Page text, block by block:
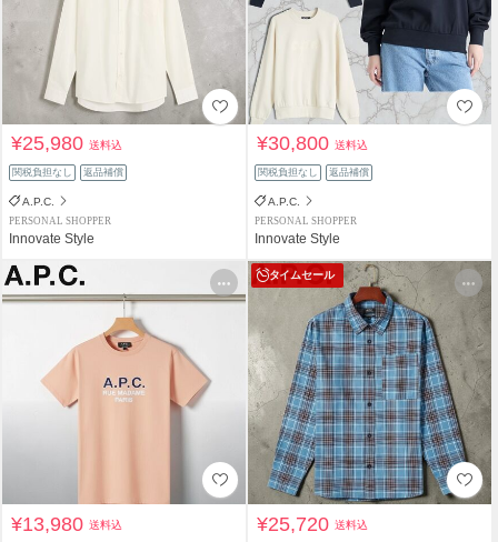
¥25,980送料込
関税負担なし 返品補償
A.P.C.
PERSONAL SHOPPER
Innovate Style
¥30,800送料込
関税負担なし 返品補償
A.P.C.
PERSONAL SHOPPER
Innovate Style
¥13,980送料込
タイムセール
¥25,720送料込